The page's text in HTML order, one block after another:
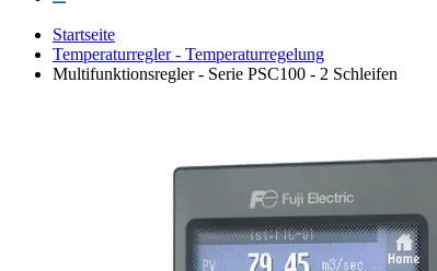
Startseite
Temperaturregler - Temperaturregelung
Multifunktionsregler - Serie PSC100 - 2 Schleifen